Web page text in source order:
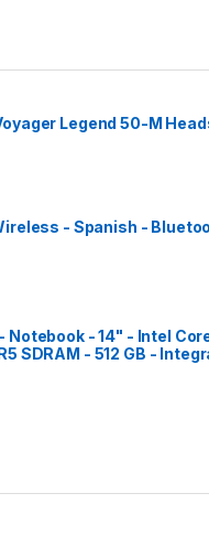
Legend 50-M
- Spanish -
Notebook - 14" - Intel
SDRAM - 512 GB -